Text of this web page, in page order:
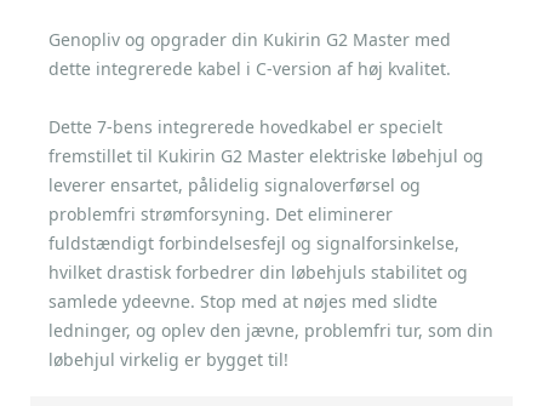
Genopliv og opgrader din Kukirin G2 Master med
dette integrerede kabel i C-version af høj kvalitet.
Dette 7-bens integrerede hovedkabel er specielt
fremstillet til Kukirin G2 Master elektriske løbehjul og
leverer ensartet, pålidelig signaloverførsel og
problemfri strømforsyning. Det eliminerer
fuldstændigt forbindelsesfejl og signalforsinkelse,
hvilket drastisk forbedrer din løbehjuls stabilitet og
samlede ydeevne. Stop med at nøjes med slidte
ledninger, og oplev den jævne, problemfri tur, som din
løbehjul virkelig er bygget til!